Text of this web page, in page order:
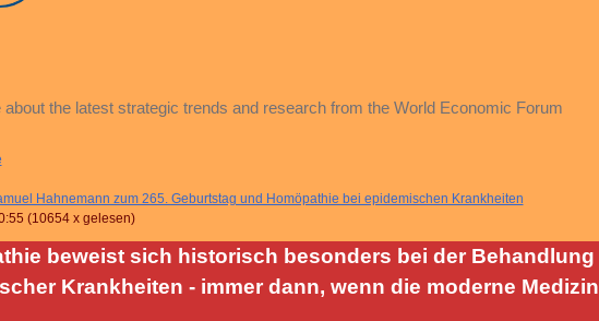
about the latest strategic trends and research from the World Economic Forum
Hahnemann zum 265. Geburtstag und Homöpathie bei epidemischen Krankheiten
(10654 x gelesen)
beweist sich historisch besonders bei der Behandlung
Krankheiten - immer dann, wenn die moderne Medizin